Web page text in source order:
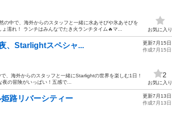
中で、海外からのスタッフと一緒に水あそびや氷あそびを
濡れ！ ランチはみんなでたき火ランチタイム🔥マ...
お気に入り
、Starlightスペシャ...
、海外からのスタッフと一緒にStarlightの世界を楽しむ1日！
の冒険がいっぱい！五感で...
更新7月15日
作成7月15日
2
お気に入り
路リバーシティー
更新7月13日
作成7月13日